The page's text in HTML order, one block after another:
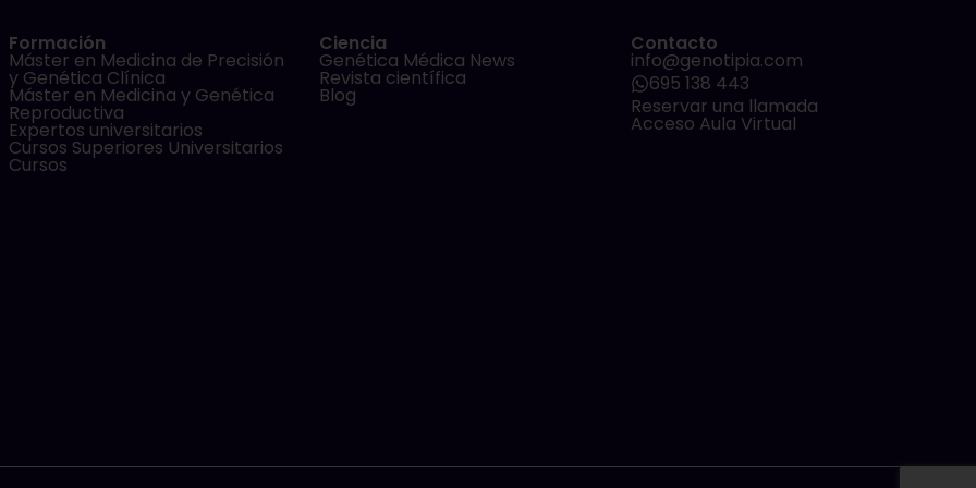
Formación
Máster en Medicina de Precisión
y Genética Clínica
Máster en Medicina y Genética
Reproductiva
Expertos universitarios
Cursos Superiores Universitarios
Cursos
Ciencia
Genética Médica News
Revista científica
Blog
Contacto
info@genotipia.com
695 138 443
Reservar una llamada
Acceso Aula Virtual